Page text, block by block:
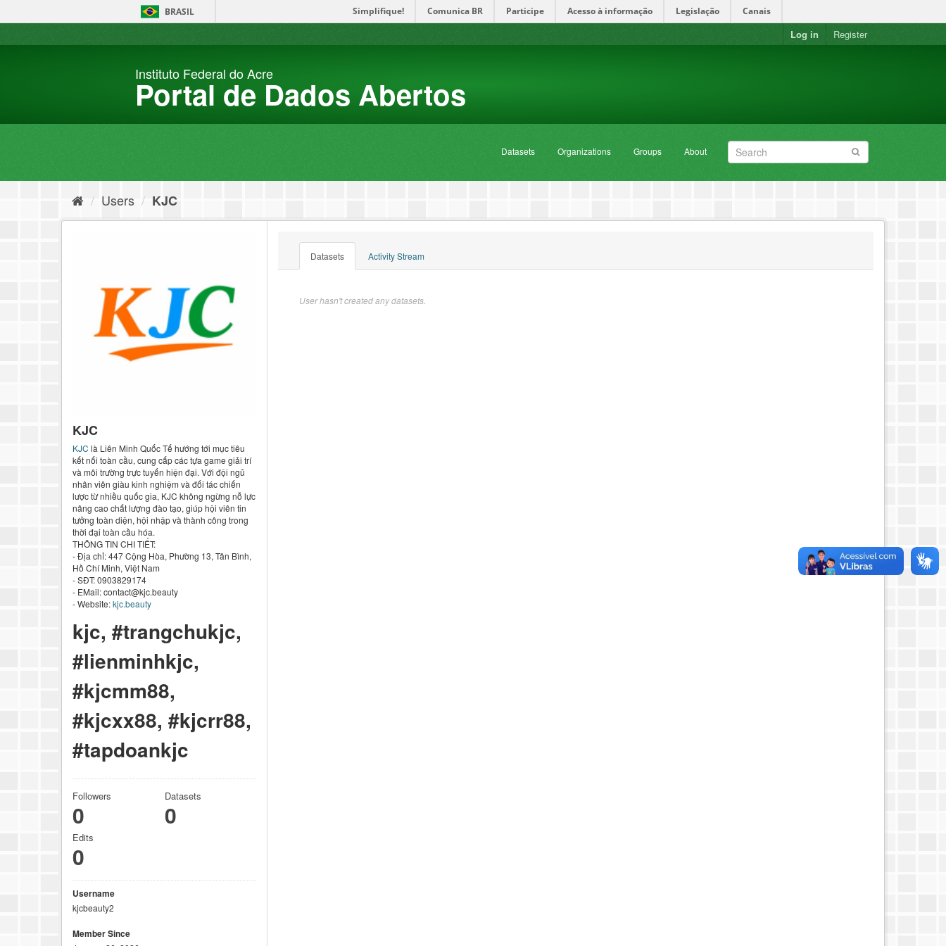
BRASIL Simplifique! Comunica BR Participe Acesso à informação Legislação Canais
Log in Register
Instituto Federal do Acre
Portal de Dados Abertos
Datasets Organizations Groups About
Users KJC
KJC
KJC là Liên Minh Quốc Tế hướng tới mục tiêu
kết nối toàn cầu, cung cấp các tựa game giải trí
và môi trường trực tuyến hiện đại. Với đội ngũ
nhân viên giàu kinh nghiệm và đối tác chiến
lược từ nhiều quốc gia, KJC không ngừng nỗ lực
nâng cao chất lượng đào tạo, giúp hội viên tin
tưởng toàn diện, hội nhập và thành công trong
thời đại toàn cầu hóa.
THÔNG TIN CHI TIẾT:
- Địa chỉ: 447 Cộng Hòa, Phường 13, Tân Bình,
Hồ Chí Minh, Việt Nam
- SĐT: 0903829174
- EMail: contact@kjc.beauty
- Website:kjc.beauty
kjc, #trangchukjc,
#lienminhkjc,
#kjcmm88,
#kjcxx88, #kjcrr88,
#tapdoankjc
Followers
0
Datasets
0
Edits
0
Username
kjcbeauty2
Member Since
Datasets Activity Stream
User hasn't created any datasets.